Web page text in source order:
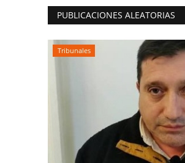
PUBLICACIONES ALEATORIAS
Tribunales